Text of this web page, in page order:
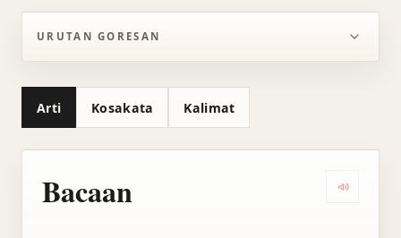
URUTAN GORESAN
Arti Kosakata Kalimat
Bacaan